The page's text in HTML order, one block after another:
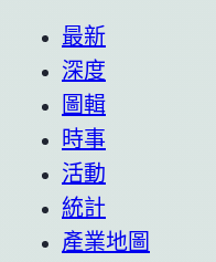
最新
深度
圖輯
時事
活動
統計
產業地圖